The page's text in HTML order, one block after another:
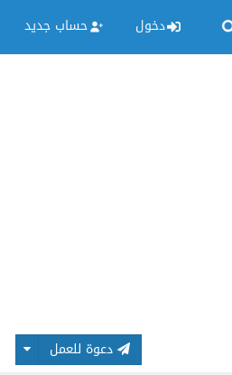
دخول حساب جديد
دعوة للعمل